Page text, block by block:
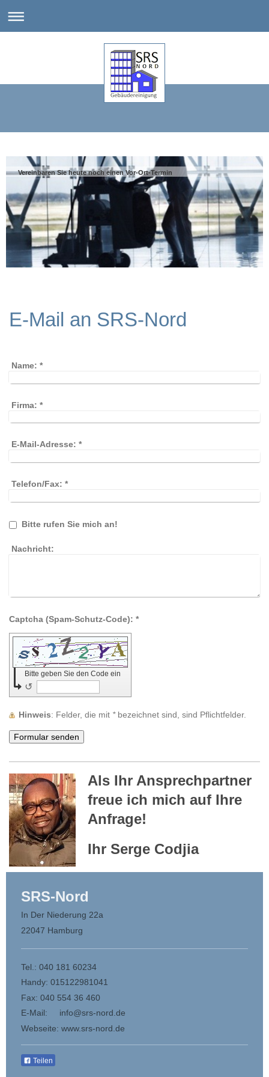
Vereinbaren Sie heute noch einen Vor-Ort-Termin
E-Mail an SRS-Nord
Name: *
Firma: *
E-Mail-Adresse: *
Telefon/Fax: *
Bitte rufen Sie mich an!
Nachricht:
Captcha (Spam-Schutz-Code): *
Bitte geben Sie den Code ein
↺
Hinweis : Felder, die mit *bezeichnet sind, sind Pflichtfelder.
Als Ihr Ansprechpartner
freue ich mich auf Ihre
Anfrage!
Ihr Serge Codjia
SRS-Nord
In Der Niederung 22a
22047 Hamburg
Tel.: 040 181 60234
Handy: 015122981041
Fax: 040 554 36 460
E-Mail: info@srs-nord.de
Webseite: www.srs-nord.de
Teilen